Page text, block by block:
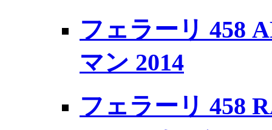
フェラーリ 458
マン 2014
フェラーリ 458